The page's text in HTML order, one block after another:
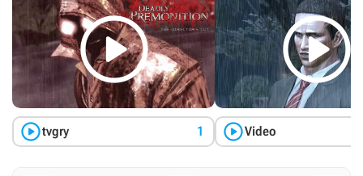

tvgry 1

Video